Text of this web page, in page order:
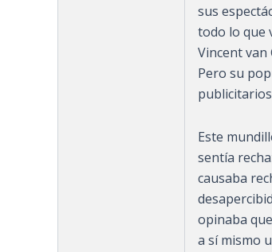
sus
todo lo que
Vincent
Pero su
Este
sentía
causaba
opinaba
a sí mismo